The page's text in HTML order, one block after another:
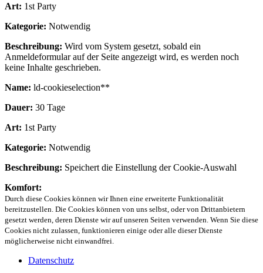
Art: 1st Party
Kategorie: Notwendig
Beschreibung: Wird vom System gesetzt, sobald ein
Anmeldeformular auf der Seite angezeigt wird, es werden noch
keine Inhalte geschrieben.
Name: ld-cookieselection**
Dauer: 30 Tage
Art: 1st Party
Kategorie: Notwendig
Beschreibung: Speichert die Einstellung der Cookie-Auswahl
Komfort:
Durch diese Cookies können wir Ihnen eine erweiterte Funktionalität
bereitzustellen. Die Cookies können von uns selbst, oder von Drittanbietern
gesetzt werden, deren Dienste wir auf unseren Seiten verwenden. Wenn Sie diese
Cookies nicht zulassen, funktionieren einige oder alle dieser Dienste
möglicherweise nicht einwandfrei.
Datenschutz